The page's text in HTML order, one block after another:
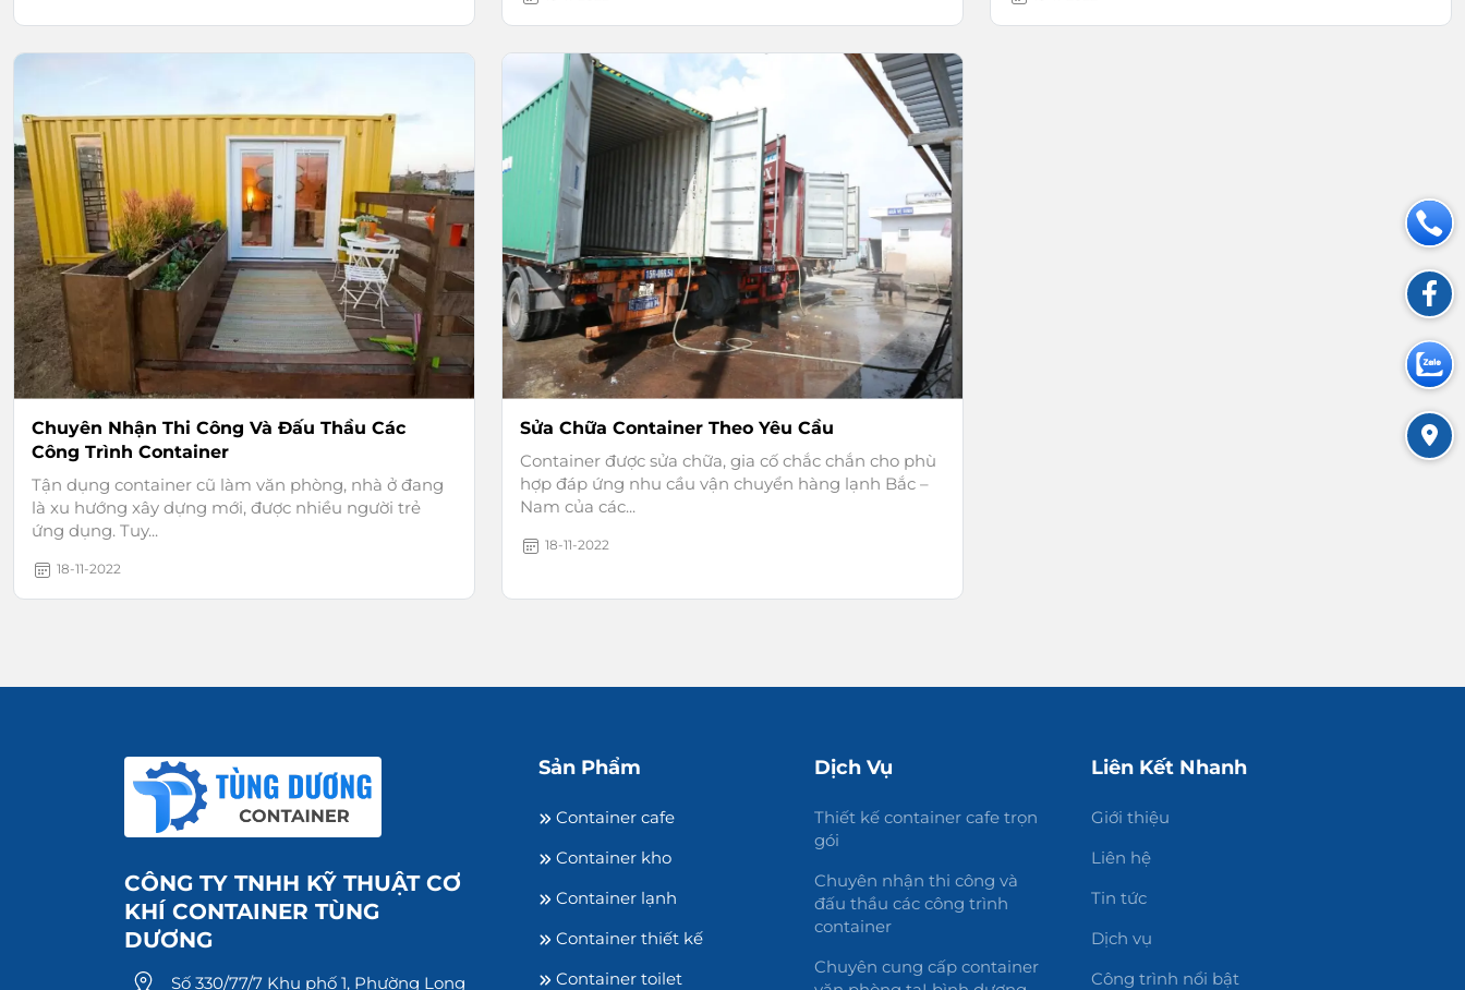
Chuyên Nhận Thi Công Và Đấu Thầu Các
Công Trình Container
Tận dụng container cũ làm văn phòng, nhà ở đang
là xu hướng xây dựng mới, được nhiều người trẻ
ứng dụng. Tuy...
18-11-2022
Sửa Chữa Container Theo Yêu Cầu
Container được sửa chữa, gia cố chắc chắn cho phù
hợp đáp ứng nhu cầu vận chuyển hàng lạnh Bắc –
Nam của các...
18-11-2022
CÔNG TY TNHH KỸ THUẬT CƠ
KHÍ CONTAINER TÙNG
DƯƠNG
Số 330/77/7 Khu phố 1, Phường Long
Sản Phẩm
Container cafe
Container kho
Container lạnh
Container thiết kế
Container toilet
Dịch Vụ
Thiết kế container cafe trọn
gói
Chuyên nhận thi công và
đấu thầu các công trình
container
Chuyên cung cấp container
Liên Kết Nhanh
Giới thiệu
Liên hệ
Tin tức
Dịch vụ
Công trình nổi bật